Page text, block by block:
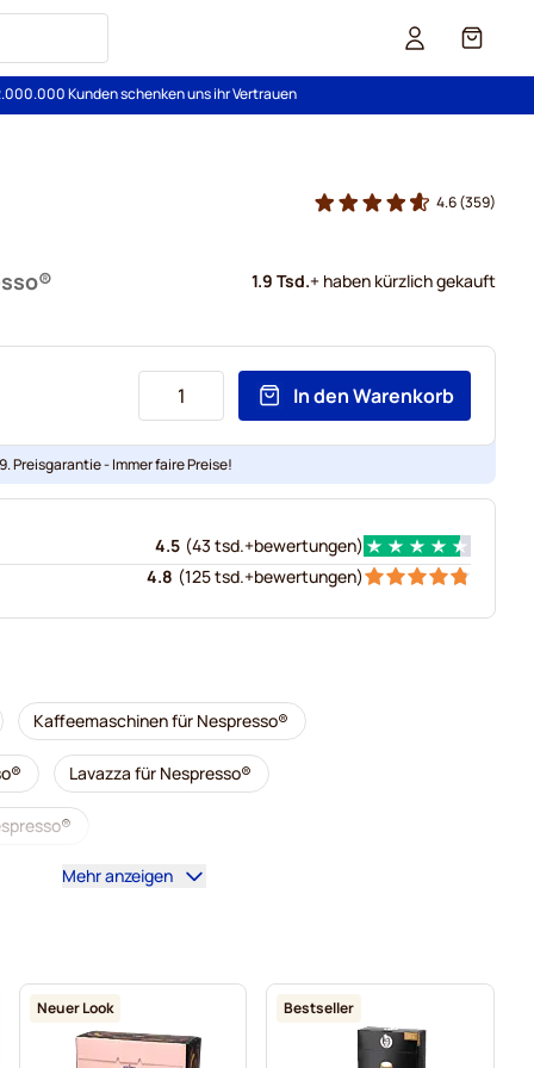
Cart
Kunden schenken uns ihr Vertrauen
4.6(359)
1.9 Tsd.+ haben kürzlich gekauft
In den Warenkorb
Preisgarantie - Immer faire Preise!
4.5 (43 tsd.+bewertungen)
4.8 (125 tsd.+bewertungen)
Kaffeemaschinen für Nespresso®
Lavazza für Nespresso®
für Nespresso® Zubehör für Nespresso®
für Nespresso®
Mehr anzeigen
Neuer Look Bestseller